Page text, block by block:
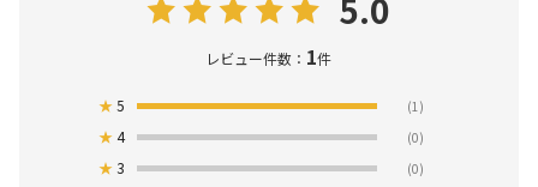
レビュー件数： 1件
★5 (1)
★4 (0)
★3 (0)